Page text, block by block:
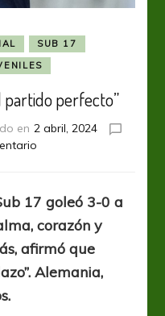
SUB 17
partido perfecto”
en 2 abril, 2024
“Fue
el
partido
perfecto”
17 goleó 3-0 a
corazón y
afirmó que
Alemania,